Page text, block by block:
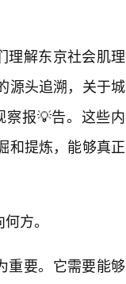
理解东京社会肌理
源头追溯，关于城
察报💡告。这些内
和提炼，能够真正
方。
重要。它需要能够